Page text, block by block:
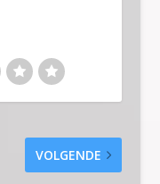
VOLGENDE